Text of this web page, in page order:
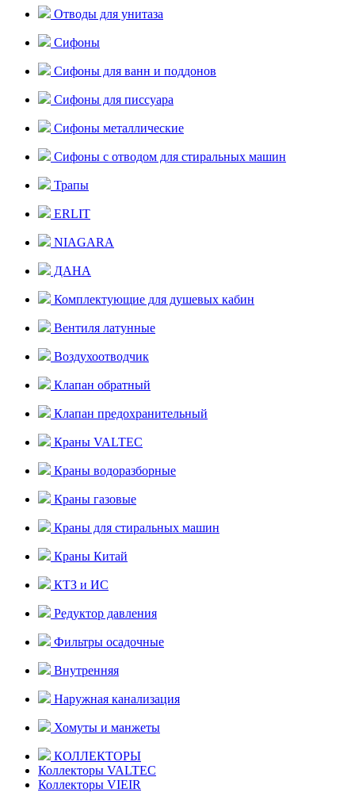
Отводы для унитаза
Сифоны
Сифоны для ванн и поддонов
Сифоны для писсуара
Сифоны металлические
Сифоны с отводом для стиральных машин
Трапы
ERLIT
NIAGARA
ДАНА
Комплектующие для душевых кабин
Вентиля латунные
Воздухоотводчик
Клапан обратный
Клапан предохранительный
Краны VALTEC
Краны водоразборные
Краны газовые
Краны для стиральных машин
Краны Китай
КТЗ и ИС
Редуктор давления
Фильтры осадочные
Внутренняя
Наружная канализация
Хомуты и манжеты
КОЛЛЕКТОРЫ
Коллекторы VALTEC
Коллекторы VIEIR